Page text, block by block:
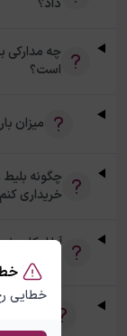
خطایی
داد؟
چه مدارکی
است؟
میزان
چگونه بلیط
خریداری
آیا امکان
دارد؟
تفاوت